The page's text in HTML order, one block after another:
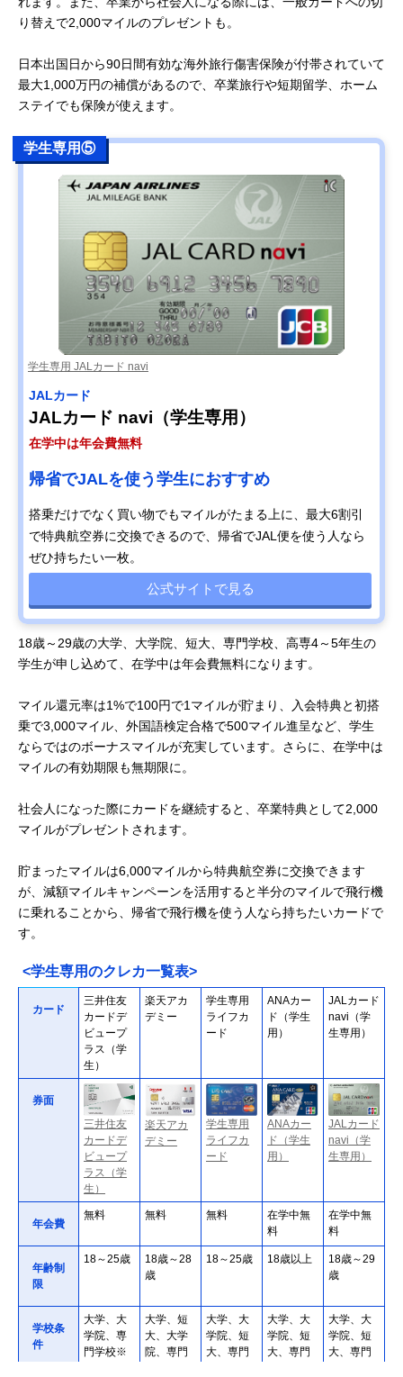
り替えで2,000マイルのプレゼントも。
日本出国日から90日間有効な海外旅行傷害保険が付帯されていて
最大1,000万円の補償があるので、卒業旅行や短期留学、ホーム
ステイでも保険が使えます。
学生専用⑤
学生専用 JALカード navi
JALカード
JALカード navi（学生専用）
在学中は年会費無料
帰省でJALを使う学生におすすめ
搭乗だけでなく買い物でもマイルがたまる上に、最大6割引
で特典航空券に交換できるので、帰省でJAL便を使う人なら
ぜひ持ちたい一枚。
公式サイトで見る
18歳～29歳の大学、大学院、短大、専門学校、高専4～5年生の
学生が申し込めて、在学中は年会費無料になります。
マイル還元率は1%で100円で1マイルが貯まり、入会特典と初搭
乗で3,000マイル、外国語検定合格で500マイル進呈など、学生
ならではのボーナスマイルが充実しています。さらに、在学中は
マイルの有効期限も無期限に。
社会人になった際にカードを継続すると、卒業特典として2,000
マイルがプレゼントされます。
貯まったマイルは6,000マイルから特典航空券に交換できます
が、減額マイルキャンペーンを活用すると半分のマイルで飛行機
に乗れることから、帰省で飛行機を使う人なら持ちたいカードで
す。
<学生専用のクレカ一覧表>
カード
三井住友
カードデ
ビュープ
ラス（学
生）
楽天アカ
デミー
学生専用
ライフカ
ード
ANAカー
ド（学生
用）
JALカード
navi（学
生専用）
券面
三井住友
カードデ
ビュープ
ラス（学
生）
楽天アカ
デミー
学生専用
ライフカ
ード
ANAカー
ド（学生
用）
JALカード
navi（学
生専用）
年会費
無料 無料 無料
在学中無
料
在学中無
料
年齢制
限
18～25歳
18歳～28
歳
18～25歳 18歳以上
18歳～29
歳
学校条
件
大学、大
学院、専
門学校※
大学、短
大、大学
院、専門
大学、大
学院、短
大、専門
大学、大
学院、短
大、専門
大学、大
学院、短
大、専門